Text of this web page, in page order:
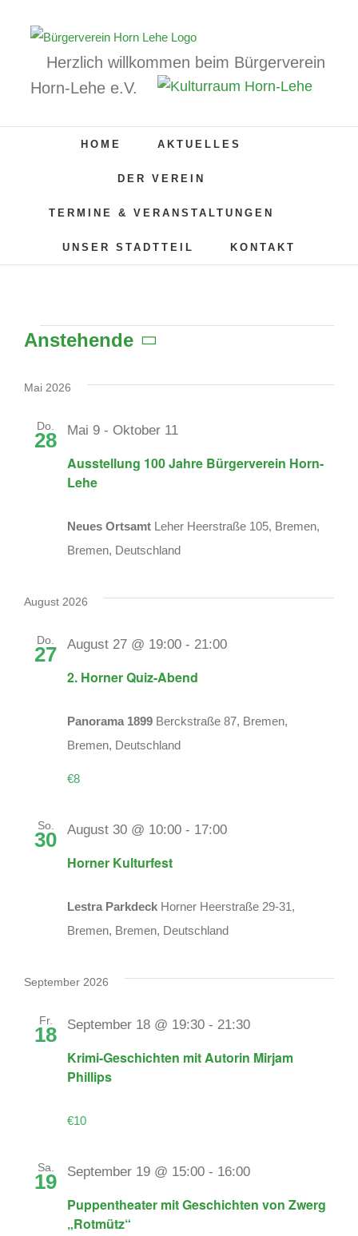
Herzlich willkommen beim Bürgerverein
Horn-Lehe e.V.
HOME AKTUELLES
DER VEREIN
TERMINE & VERANSTALTUNGEN
UNSER STADTTEIL KONTAKT
Anstehende
wählen.
Mai 2026
Do.
28
Ausstellung 100 Jahre Bürgerverein Horn-
Lehe
Mai 9 - Oktober 11
Neues Ortsamt Leher Heerstraße 105, Bremen,
Bremen, Deutschland
August 2026
Do.
27
2. Horner Quiz-Abend
August 27 @ 19:00 - 21:00
Panorama 1899 Berckstraße 87, Bremen,
Bremen, Deutschland
€8
So.
30
Horner Kulturfest
August 30 @ 10:00 - 17:00
Lestra Parkdeck Horner Heerstraße 29-31,
Bremen, Bremen, Deutschland
September 2026
Fr.
18
Krimi-Geschichten mit Autorin Mirjam
Phillips
September 18 @ 19:30 - 21:30
€10
Sa.
19
Puppentheater mit Geschichten von Zwerg
„Rotmütz“
September 19 @ 15:00 - 16:00